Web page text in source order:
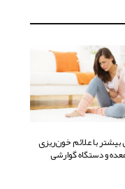
بیشتر با علائم خون‌ریزی
و دستگاه گوارشی